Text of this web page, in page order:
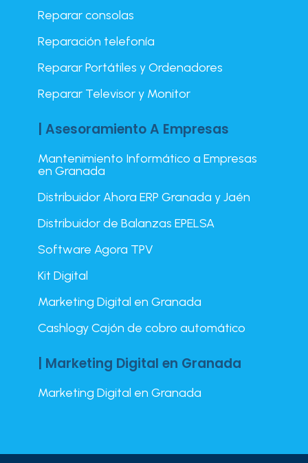
Reparar consolas
Reparación telefonía
Reparar Portátiles y Ordenadores
Reparar Televisor y Monitor
| Asesoramiento A Empresas
Mantenimiento Informático a Empresas
en Granada
Distribuidor Ahora ERP Granada y Jaén
Distribuidor de Balanzas EPELSA
Software Agora TPV
Kit Digital
Marketing Digital en Granada
Cashlogy Cajón de cobro automático
| Marketing Digital en Granada
Marketing Digital en Granada